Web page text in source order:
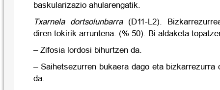
baskularizazio ahularengatik.
Txarnela dortsolunbarra(D11-L2).
diren tokirik arruntena. (% 50). Bi aldaketa
– Zifosia lordosi bihurtzen da.
– Saihetsezurren bukaera dago eta bizkarrezurra
da.